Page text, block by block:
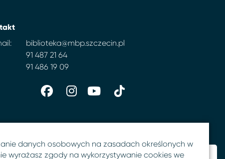
biblioteka@mbp.szczecin.pl
91 487 21 64
91 486 19 09
danych osobowych na zasadach określonych w
wyrażasz zgody na wykorzystywanie cookies we